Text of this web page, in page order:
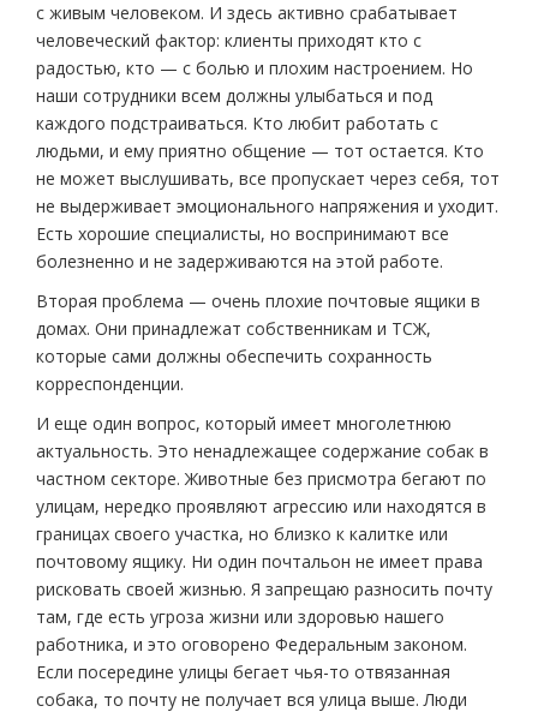
с живым человеком. И здесь активно срабатывает
человеческий фактор: клиенты приходят кто с
радостью, кто — с болью и плохим настроением. Но
наши сотрудники всем должны улыбаться и под
каждого подстраиваться. Кто любит работать с
людьми, и ему приятно общение — тот остается. Кто
не может выслушивать, все пропускает через себя, тот
не выдерживает эмоционального напряжения и уходит.
Есть хорошие специалисты, но воспринимают все
болезненно и не задерживаются на этой работе.
Вторая проблема — очень плохие почтовые ящики в
домах. Они принадлежат собственникам и ТСЖ,
которые сами должны обеспечить сохранность
корреспонденции.
И еще один вопрос, который имеет многолетнюю
актуальность. Это ненадлежащее содержание собак в
частном секторе. Животные без присмотра бегают по
улицам, нередко проявляют агрессию или находятся в
границах своего участка, но близко к калитке или
почтовому ящику. Ни один почтальон не имеет права
рисковать своей жизнью. Я запрещаю разносить почту
там, где есть угроза жизни или здоровью нашего
работника, и это оговорено Федеральным законом.
Если посередине улицы бегает чья-то отвязанная
собака, то почту не получает вся улица выше. Люди